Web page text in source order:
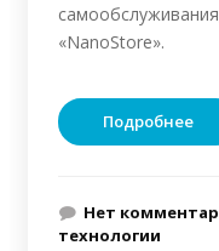
«NanoStore».
Подробнее
Нет
технологии